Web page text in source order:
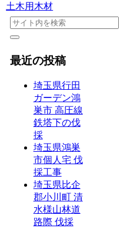
土木用木材
最近の投稿
埼玉県行田
ガーデン鴻
巣市 高圧線
鉄塔下の伐
採
埼玉県鴻巣
市個人宅 伐
採工事
埼玉県比企
郡小川町 清
水様山林道
路際 伐採